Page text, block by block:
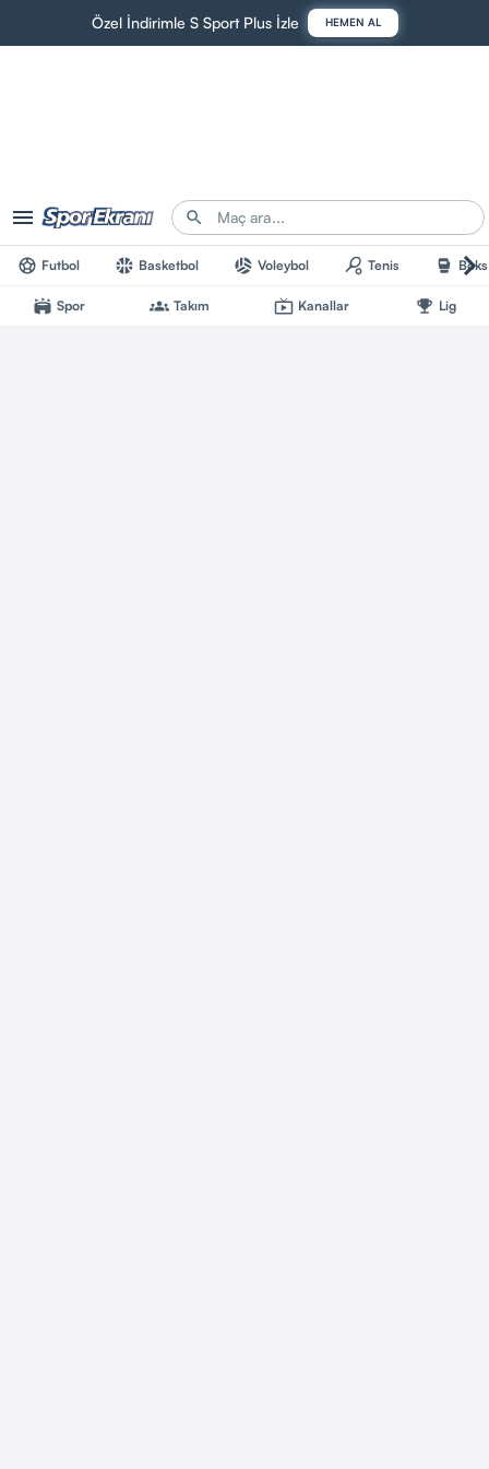
Özel İndirimle S Sport Plus İzle HEMEN AL
Futbol Basketbol Voleybol Tenis Boks
Spor Takım Kanallar Lig